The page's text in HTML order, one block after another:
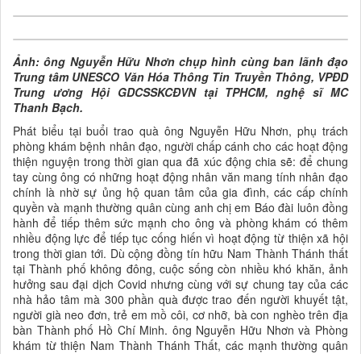
Ảnh: ông Nguyễn Hữu Nhơn chụp hình cùng ban lãnh đạo
Trung tâm UNESCO Văn Hóa Thông Tin Truyền Thông, VPĐD
Trung ương Hội GDCSSKCĐVN tại TPHCM, nghệ sĩ MC
Thanh Bạch.
Phát biểu tại buổi trao quà ông Nguyễn Hữu Nhơn, phụ trách
phòng khám bệnh nhân đạo, người chấp cánh cho các hoạt động
thiện nguyện trong thời gian qua đã xúc động chia sẽ: để chung
tay cùng ông có những hoạt động nhân văn mang tính nhân đạo
chính là nhờ sự ủng hộ quan tâm của gia đình, các cấp chính
quyền và mạnh thường quân cùng anh chị em Báo đài luôn đồng
hành để tiếp thêm sức mạnh cho ông và phòng khám có thêm
nhiều động lực để tiếp tục cống hiến vì hoạt động từ thiện xã hội
trong thời gian tới. Dù cộng đồng tín hữu Nam Thành Thánh thất
tại Thành phố không đông, cuộc sống còn nhiều khó khăn, ảnh
hưởng sau đại dịch Covid nhưng cùng với sự chung tay của các
nhà hảo tâm mà 300 phần quà được trao đến người khuyết tật,
người già neo đơn, trẻ em mồ côi, cơ nhỡ, bà con nghèo trên địa
bàn Thành phố Hồ Chí Minh. ông Nguyễn Hữu Nhơn và Phòng
khám từ thiện Nam Thành Thánh Thất, các mạnh thường quân